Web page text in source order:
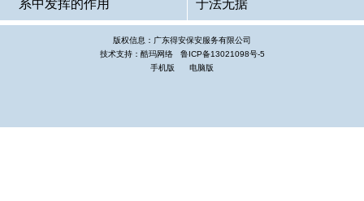
署，参加了有关活动的安保工作并圆满完成任务。
农历五月初五，气温骤降， 给安保工作带来很大困难。但
为了端午节日活动的万无一丈，公 司领导亲力亲为，提前到各
系中发挥的作用
于法无据
版权信息：广东得安保安服务有限公司
技术支持：酷玛网络 鲁ICP备13021098号-5
手机版
电脑版